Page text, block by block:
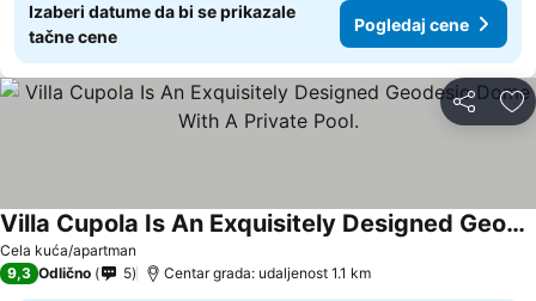
Izaberi datume da bi se prikazale
tačne cene
Pogledaj cene
Deli
Cela kuća/apartman
Villa Cupola Is An Exquisitely Designed Geodesic Dome With A Private Pool.
9,3 Odlično 5 Centar grada: udaljenost 1.1 km